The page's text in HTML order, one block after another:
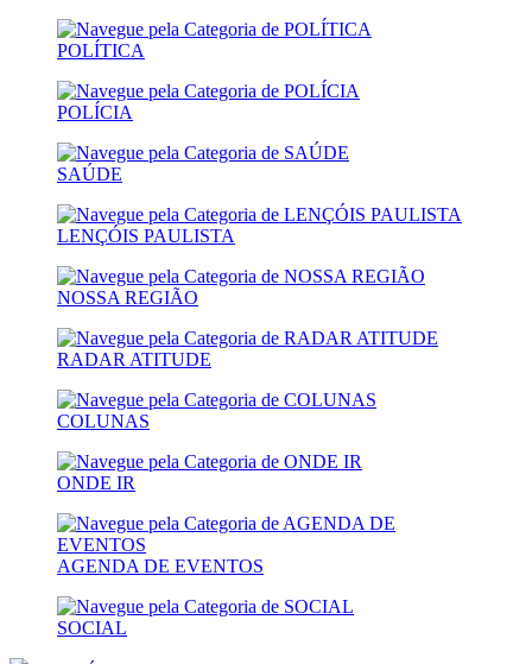
POLÍTICA
POLÍCIA
SAÚDE
LENÇÓIS PAULISTA
NOSSA REGIÃO
RADAR ATITUDE
COLUNAS
ONDE IR
AGENDA DE EVENTOS
SOCIAL